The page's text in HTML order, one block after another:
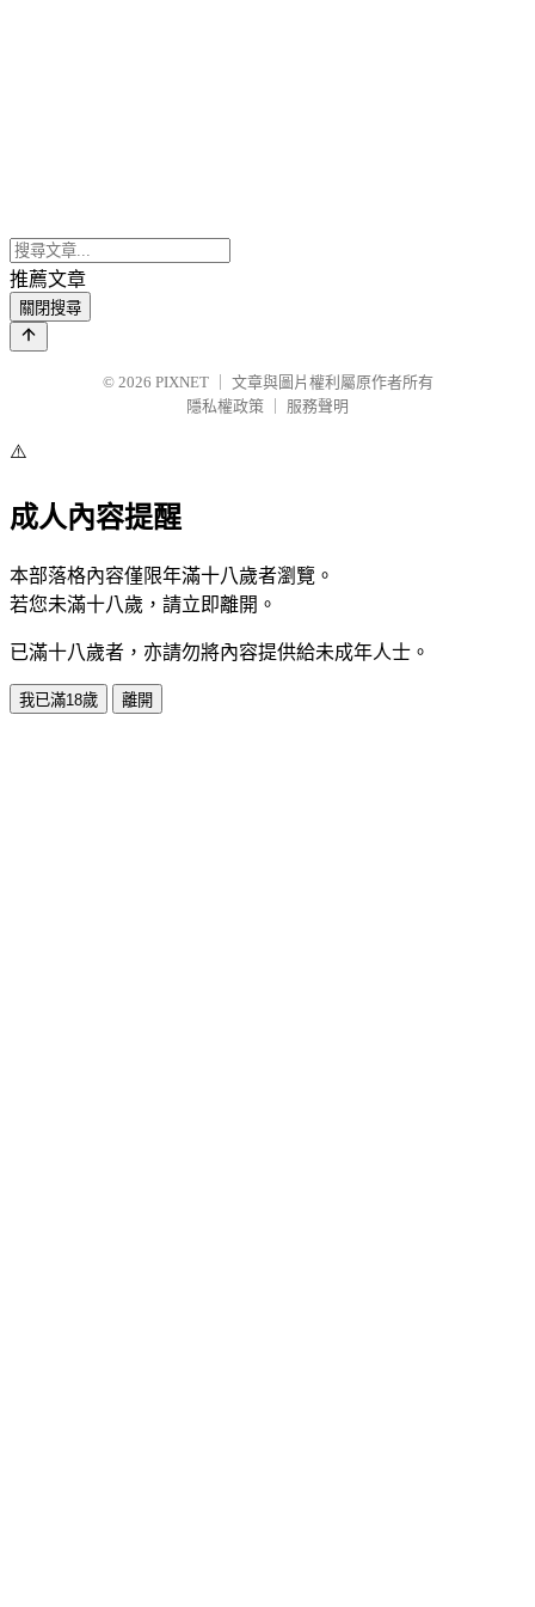
推薦文章
關閉搜尋
© 2026 PIXNET
文章與圖片權利屬原作者所有
隱私權政策
服務聲明
⚠️
成人內容提醒
本部落格內容僅限年滿十八歲者瀏覽。
若您未滿十八歲，請立即離開。
已滿十八歲者，亦請勿將內容提供給未成年人士。
我已滿18歲 離開